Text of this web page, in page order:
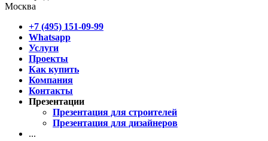
Москва
+7 (495) 151-09-99
Whatsapp
Услуги
Проекты
Как купить
Компания
Контакты
Презентации
Презентация для строителей
Презентация для дизайнеров
...